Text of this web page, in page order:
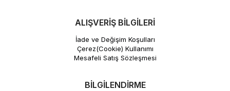
ALIŞVERİŞ BİLGİLERİ
İade ve Değişim Koşulları
Çerez(Cookie) Kullanımı
Mesafeli Satış Sözleşmesi
BİLGİLENDİRME